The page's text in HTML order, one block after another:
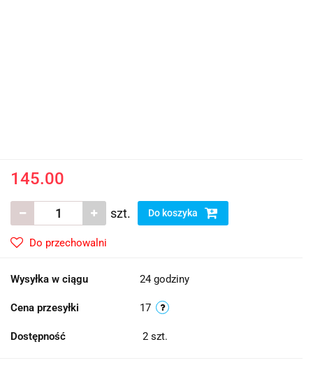
145.00
szt. Do koszyka
Do przechowalni
Wysyłka w ciągu 24 godziny
Cena przesyłki 17
Dostępność 2 szt.